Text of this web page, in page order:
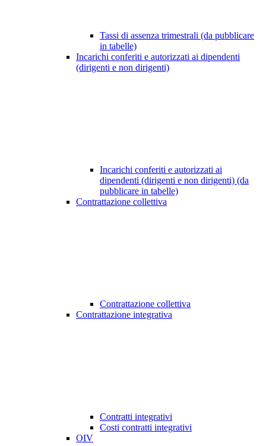
Tassi di assenza trimestrali (da pubblicare
in tabelle)
Incarichi conferiti e autorizzati ai dipendenti
(dirigenti e non dirigenti)
Incarichi conferiti e autorizzati ai
dipendenti (dirigenti e non dirigenti) (da
pubblicare in tabelle)
Contrattazione collettiva
Contrattazione collettiva
Contrattazione integrativa
Contratti integrativi
Costi contratti integrativi
OIV